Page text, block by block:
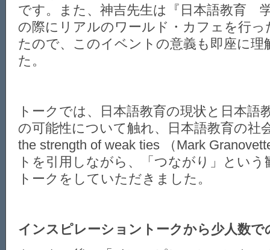
です。また、神吉先生は『日本語教育
の際にリアルのワールド・カフェを行
たので、このイベントの意義も即座に
た。
トークでは、日本語教育の現状と日本語
の可能性について触れ、日本語教育の社
the strength of weak ties （Mark
トを引用しながら、「つながり」とい
トークをしていただきました。
インスピレーショントークから少人数で